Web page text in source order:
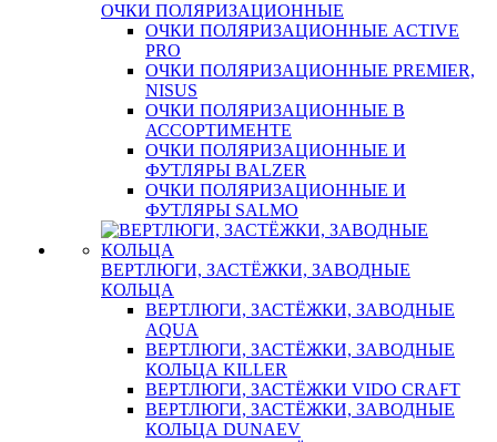
ОЧКИ ПОЛЯРИЗАЦИОННЫЕ
ОЧКИ ПОЛЯРИЗАЦИОННЫЕ ACTIVE
PRO
ОЧКИ ПОЛЯРИЗАЦИОННЫЕ PREMIER,
NISUS
ОЧКИ ПОЛЯРИЗАЦИОННЫЕ В
АССОРТИМЕНТЕ
ОЧКИ ПОЛЯРИЗАЦИОННЫЕ И
ФУТЛЯРЫ BALZER
ОЧКИ ПОЛЯРИЗАЦИОННЫЕ И
ФУТЛЯРЫ SALMO
ВЕРТЛЮГИ, ЗАСТЁЖКИ, ЗАВОДНЫЕ
КОЛЬЦА
ВЕРТЛЮГИ, ЗАСТЁЖКИ, ЗАВОДНЫЕ
AQUA
ВЕРТЛЮГИ, ЗАСТЁЖКИ, ЗАВОДНЫЕ
КОЛЬЦА KILLER
ВЕРТЛЮГИ, ЗАСТЁЖКИ VIDO CRAFT
ВЕРТЛЮГИ, ЗАСТЁЖКИ, ЗАВОДНЫЕ
КОЛЬЦА DUNAEV